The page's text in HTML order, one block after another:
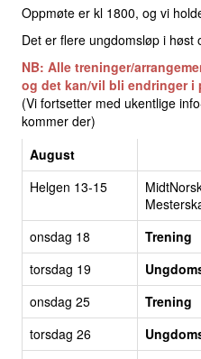
Oppmøte er kl 1800, og vi
Det er flere ungdomsløp i høst
NB: Alle treninger/
og det kan/vil bli endringer i
(Vi fortsetter med ukentlige
kommer der)
August
Helgen 13-15
onsdag 18 Trening
torsdag 19
onsdag 25
Trening
torsdag 26